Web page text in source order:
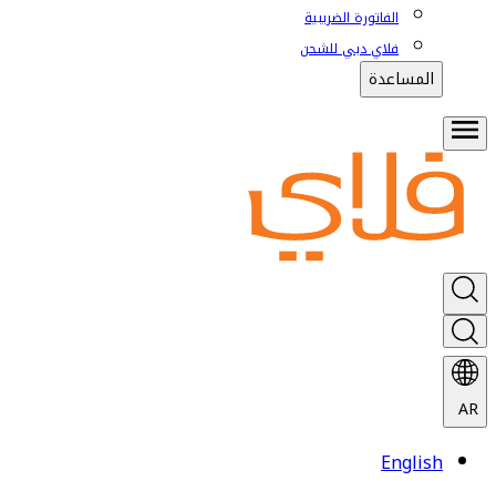
الفاتورة الضريبية
فلاي دبي للشحن
المساعدة
AR
English